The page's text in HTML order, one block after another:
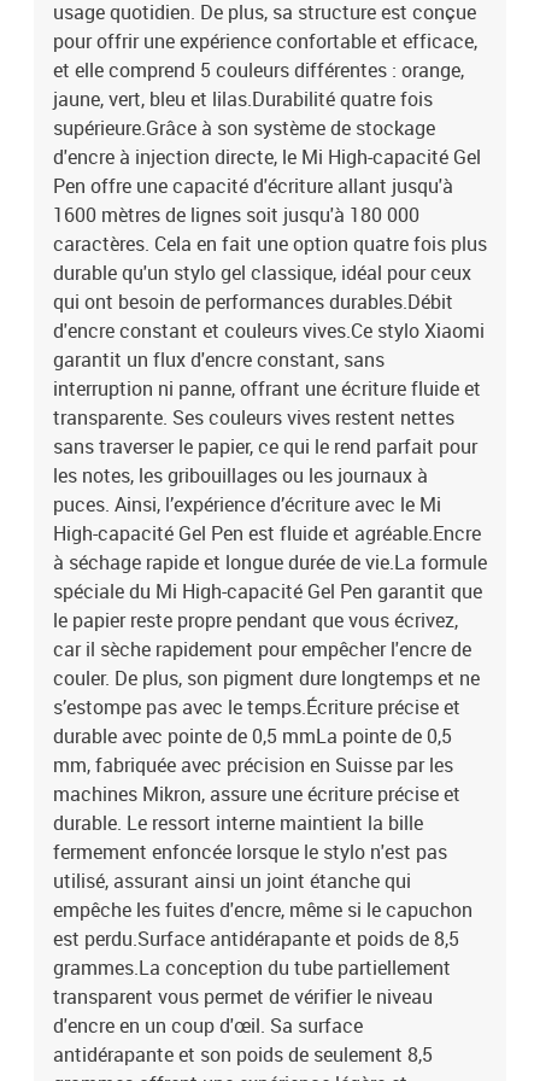
orange, jaune, vert, bleu et violet.-Matériau : plastique-Longueur :
14,5 cm-Pointe : 0,5 mm
usage quotidien. De plus, sa structure est conçue
pour offrir une expérience confortable et efficace,
et elle comprend 5 couleurs différentes : orange,
jaune, vert, bleu et lilas.Durabilité quatre fois
supérieure.Grâce à son système de stockage
d'encre à injection directe, le Mi High-capacité Gel
Pen offre une capacité d'écriture allant jusqu'à
1600 mètres de lignes soit jusqu'à 180 000
caractères. Cela en fait une option quatre fois plus
durable qu'un stylo gel classique, idéal pour ceux
qui ont besoin de performances durables.Débit
d'encre constant et couleurs vives.Ce stylo Xiaomi
garantit un flux d'encre constant, sans
interruption ni panne, offrant une écriture fluide et
transparente. Ses couleurs vives restent nettes
sans traverser le papier, ce qui le rend parfait pour
les notes, les gribouillages ou les journaux à
puces. Ainsi, l’expérience d’écriture avec le Mi
High-capacité Gel Pen est fluide et agréable.Encre
à séchage rapide et longue durée de vie.La formule
spéciale du Mi High-capacité Gel Pen garantit que
le papier reste propre pendant que vous écrivez,
car il sèche rapidement pour empêcher l'encre de
couler. De plus, son pigment dure longtemps et ne
s’estompe pas avec le temps.Écriture précise et
durable avec pointe de 0,5 mmLa pointe de 0,5
mm, fabriquée avec précision en Suisse par les
machines Mikron, assure une écriture précise et
durable. Le ressort interne maintient la bille
fermement enfoncée lorsque le stylo n'est pas
utilisé, assurant ainsi un joint étanche qui
empêche les fuites d'encre, même si le capuchon
est perdu.Surface antidérapante et poids de 8,5
grammes.La conception du tube partiellement
transparent vous permet de vérifier le niveau
d'encre en un coup d'œil. Sa surface
antidérapante et son poids de seulement 8,5